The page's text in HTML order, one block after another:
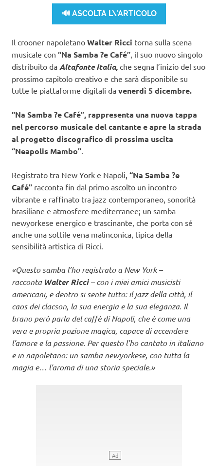
🔊 ASCOLTA L\'ARTICOLO
Il crooner napoletano Walter Ricci torna sulla scena
musicale con “Na Samba ?e Café” , il suo nuovo singolo
distribuito da Altafonte Italia, che segna l’inizio del suo
prossimo capitolo creativo e che sarà disponibile su
tutte le piattaforme digitali da venerdì 5 dicembre.
“Na Samba ?e Café”, rappresenta una nuova tappa
nel percorso musicale del cantante e apre la strada
al progetto discografico di prossima uscita
“Neapolis Mambo”
Registrato tra New York e Napoli, “Na Samba ?e
Café” racconta fin dal primo ascolto un incontro
vibrante e raffinato tra jazz contemporaneo, sonorità
brasiliane e atmosfere mediterranee; un samba
newyorkese energico e trascinante, che porta con sé
anche una sottile vena malinconica, tipica della
sensibilità artistica di Ricci.
«Questo samba l’ho registrato a New York –
racconta Walter Ricci– con i miei amici musicisti
americani, e dentro si sente tutto: il jazz della città, il
caos dei clacson, la sua energia e la sua eleganza. Il
brano però parla del caffè di Napoli, che è come una
vera e propria pozione magica, capace di accendere
l’amore e la passione. Per questo l’ho cantato in italiano
e in napoletano: un samba newyorkese, con tutta la
magia e… l’aroma di una storia speciale.»